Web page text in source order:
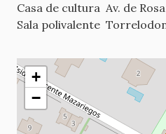
Casa de cultura Av. de
Sala polivalente
+
−